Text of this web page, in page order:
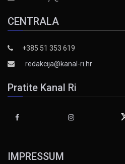
CENTRALA
+385 51 353 619
redakcija@kanal-ri.hr
Pratite Kanal Ri
IMPRESSUM